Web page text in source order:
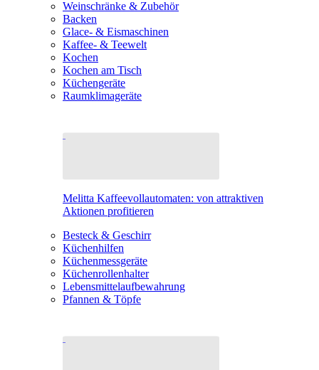
Weinschränke & Zubehör
Backen
Glace- & Eismaschinen
Kaffee- & Teewelt
Kochen
Kochen am Tisch
Küchengeräte
Raumklimageräte
Melitta Kaffeevollautomaten: von attraktiven
Aktionen profitieren
Besteck & Geschirr
Küchenhilfen
Küchenmessgeräte
Küchenrollenhalter
Lebensmittelaufbewahrung
Pfannen & Töpfe